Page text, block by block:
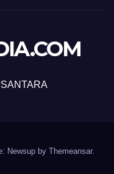
Newsup by Themeansar.